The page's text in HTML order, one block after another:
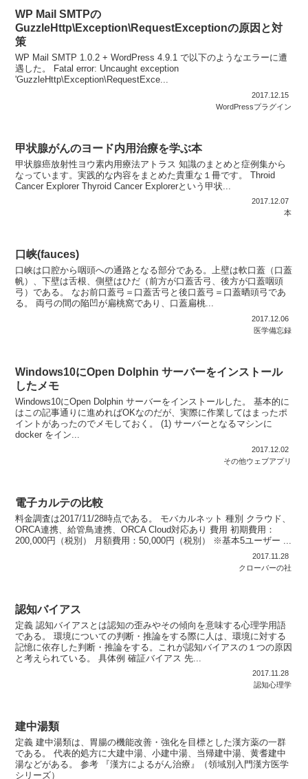
WP Mail SMTPの
GuzzleHttp\Exception\RequestExceptionの原因と対
策
WP Mail SMTP 1.0.2 + WordPress 4.9.1 で以下のようなエラーに遭
遇した。 Fatal error: Uncaught exception
'GuzzleHttp\Exception\RequestExce...
2017.12.15
WordPressプラグイン
甲状腺がんのヨード内用治療を学ぶ本
甲状腺癌放射性ヨウ素内用療法アトラス 知識のまとめと症例集から
なっています。実践的な内容をまとめた貴重な１冊です。 Throid
Cancer Explorer Thyroid Cancer Explorerという甲状...
2017.12.07
本
口峡(fauces)
口峡は口腔から咽頭への通路となる部分である。上壁は軟口蓋（口蓋
帆）、下壁は舌根、側壁はひだ（前方が口蓋舌弓、後方が口蓋咽頭
弓）である。 なお前口蓋弓＝口蓋舌弓と後口蓋弓＝口蓋晒頭弓であ
る。 両弓の間の陥凹が扁桃窩であり、口蓋扁桃...
2017.12.06
医学備忘録
Windows10にOpen Dolphin サーバーをインストール
したメモ
Windows10にOpen Dolphin サーバーをインストールした。 基本的に
はこの記事通りに進めればOKなのだが、実際に作業してはまったポ
イントがあったのでメモしておく。 (1) サーバーとなるマシンに
docker をイン...
2017.12.02
その他ウェブアプリ
電子カルテの比較
料金調査は2017/11/28時点である。 モバカルネット 種別 クラウド、
ORCA連携、給管鳥連携、ORCA Cloud対応あり 費用 初期費用：
200,000円（税別） 月額費用：50,000円（税別） ※基本5ユーザー ...
2017.11.28
クローバーの社
認知バイアス
定義 認知バイアスとは認知の歪みやその傾向を意味する心理学用語
である。 環境についての判断・推論をする際に人は、環境に対する
記憶に依存した判断・推論をする。これが認知バイアスの１つの原因
と考えられている。 具体例 確証バイアス 先...
2017.11.28
認知心理学
建中湯類
定義 建中湯類は、胃腸の機能改善・強化を目標とした漢方薬の一群
である。 代表的処方に大建中湯、小建中湯、当帰建中湯、黄耆建中
湯などがある。 参考 『漢方によるがん治療』（領域別入門漢方医学
シリーズ）